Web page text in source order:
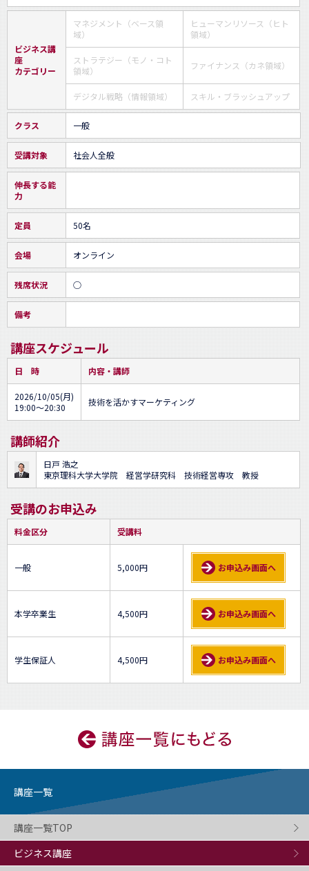
ビジネス講
座
カテゴリー
マネジメント（ベース領
域）
ヒューマンリソース（ヒト
領域）
ストラテジー（モノ・コト
領域）
ファイナンス（カネ領域）
デジタル戦略（情報領域） スキル・ブラッシュアップ
クラス 一般
受講対象 社会人全般
伸長する能
力
定員 50名
会場 オンライン
残席状況 ○
備考
講座スケジュール
日 時 内容・講師
2026/10/05(月)
19:00～20:30
技術を活かすマーケティング
講師紹介
日戸 浩之
東京理科大学大学院 経営学研究科 技術経営専攻 教授
受講のお申込み
料金区分 受講料
一般 5,000円 お申込み画面へ
本学卒業生 4,500円 お申込み画面へ
学生保証人 4,500円 お申込み画面へ
講座一覧
講座一覧TOP
ビジネス講座